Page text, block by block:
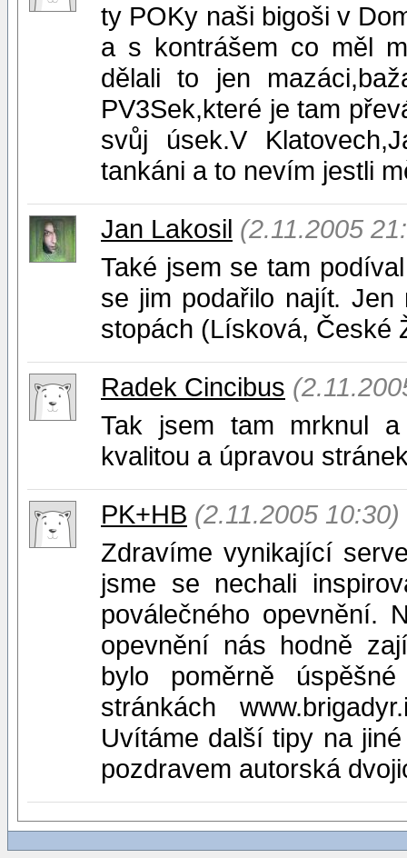
ty POKy naši bigoši v
a s kontrášem co měl
dělali to jen
PV3Sek,které je tam
svůj úsek.V
tankáni a to nevím jestli
Jan Lakosil (2.11.2005
Také jsem se tam
se jim podařilo najít.
stopách (Lísková, České
Radek Cincibus
Tak jsem tam mrknul
kvalitou a úpravou
PK+HB (2.11.2005 10:30)
Zdravíme vynikající
jsme se nechali
poválečného opevnění.
opevnění nás hodně
bylo poměrně
stránkách
Uvítáme další tipy na
pozdravem autorská